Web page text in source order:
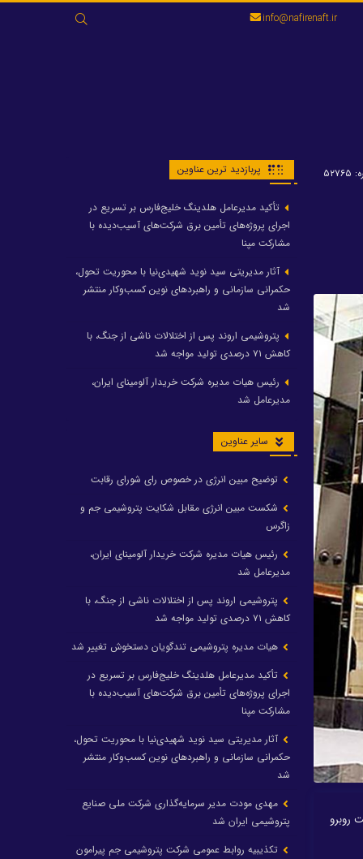
جستجو
برای:
info@nafirenaft.ir
و 8 سهم هم با کاهش قیمت روبرو
پربازدید ترین عناوین
تأکید مدیرعامل هلدینگ خلیج‌فارس بر تسریع در
اجرای پروژه‌های تأمین برق شرکت‌های آسیب‌دیده با
مشارکت مپنا
آثار مدیریتی سید نوید شهیدی‌نیا با محوریت تحول،
حکمرانی سازمانی و راهبردهای نوین کسب‌وکار منتشر
شد
پتروشیمی اروند پس از اختلالات ناشی از جنگ، با
کاهش ۷۱ درصدی تولید مواجه شد
رئیس هیات مدیره شرکت خریدار آلومینای ایران،
مدیرعامل شد
سایر عناوین
توضیح مبین انرژی در خصوص رای شورای رقابت
شکست مبین انرژی مقابل شکایت پتروشیمی جم و
زاگرس
رئیس هیات مدیره شرکت خریدار آلومینای ایران،
مدیرعامل شد
پتروشیمی اروند پس از اختلالات ناشی از جنگ، با
کاهش ۷۱ درصدی تولید مواجه شد
هیات مدیره پتروشیمی تندگویان دستخوش تغییر شد
تأکید مدیرعامل هلدینگ خلیج‌فارس بر تسریع در
اجرای پروژه‌های تأمین برق شرکت‌های آسیب‌دیده با
مشارکت مپنا
آثار مدیریتی سید نوید شهیدی‌نیا با محوریت تحول،
حکمرانی سازمانی و راهبردهای نوین کسب‌وکار منتشر
شد
مهدی مودت مدیر سرمایه‌گذاری شرکت ملی صنایع
پتروشیمی ایران شد
تکذیبیه روابط عمومی شرکت پتروشیمی جم پیرامون